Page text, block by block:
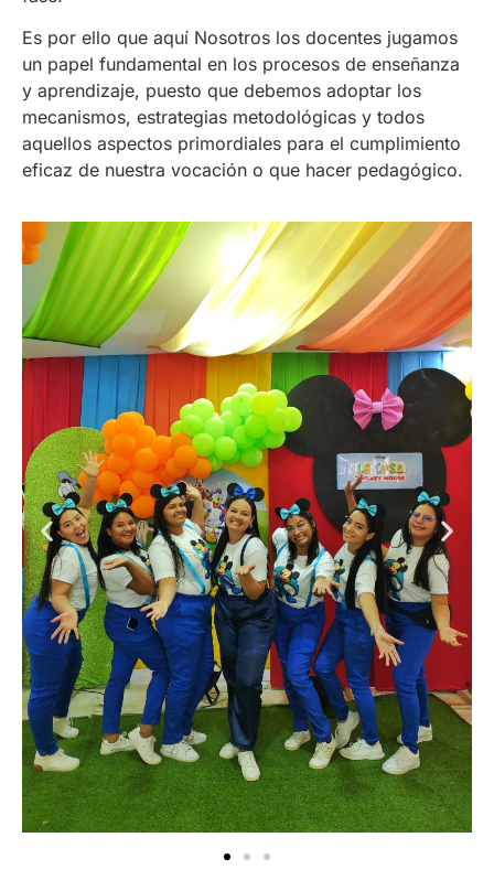
Es por ello que aquí Nosotros los docentes jugamos
un papel fundamental en los procesos de enseñanza
y aprendizaje, puesto que debemos adoptar los
mecanismos, estrategias metodológicas y todos
aquellos aspectos primordiales para el cumplimiento
eficaz de nuestra vocación o que hacer pedagógico.